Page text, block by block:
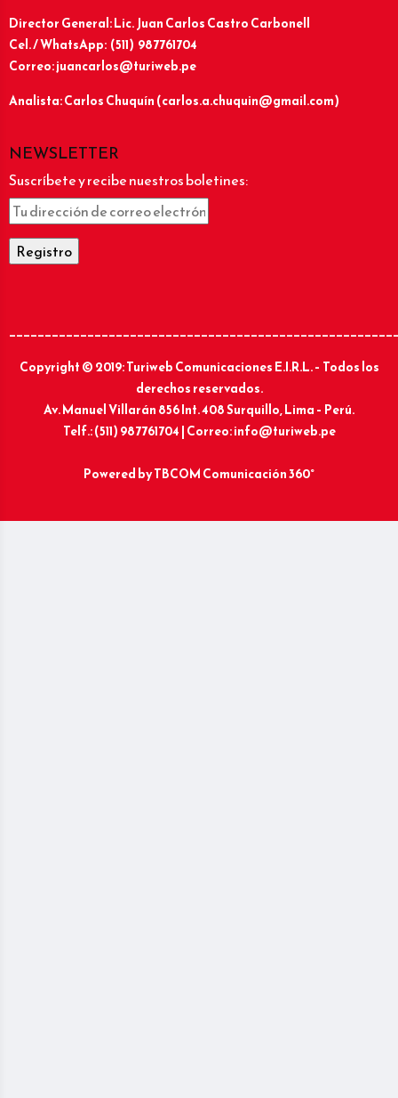
Director General: Lic.Juan Carlos Castro Carbonell
Cel. / WhatsApp: (511) 987761704
Correo: juancarlos@turiweb.pe
Analista: Carlos Chuquín (carlos.a.chuquin@gmail.com)
NEWSLETTER
Suscríbete y recibe nuestros boletines:
Copyright © 2019: Turiweb Comunicaciones E.I.R.L. – Todos los
derechos reservados.
Av. Manuel Villarán 856 Int. 408 Surquillo, Lima – Perú.
Telf.: (511) 987761704 | Correo: info@turiweb.pe
Powered byTBCOM Comunicación 360°